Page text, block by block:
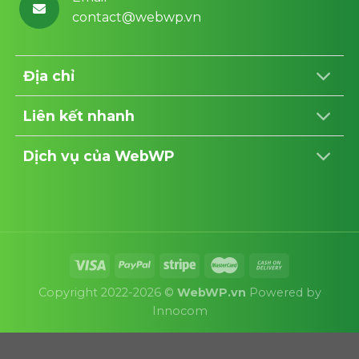
contact@webwp.vn
Địa chỉ
Liên kết nhanh
Dịch vụ của WebWP
Copyright 2022-2026 © WebWP.vn Powered by
Innocom